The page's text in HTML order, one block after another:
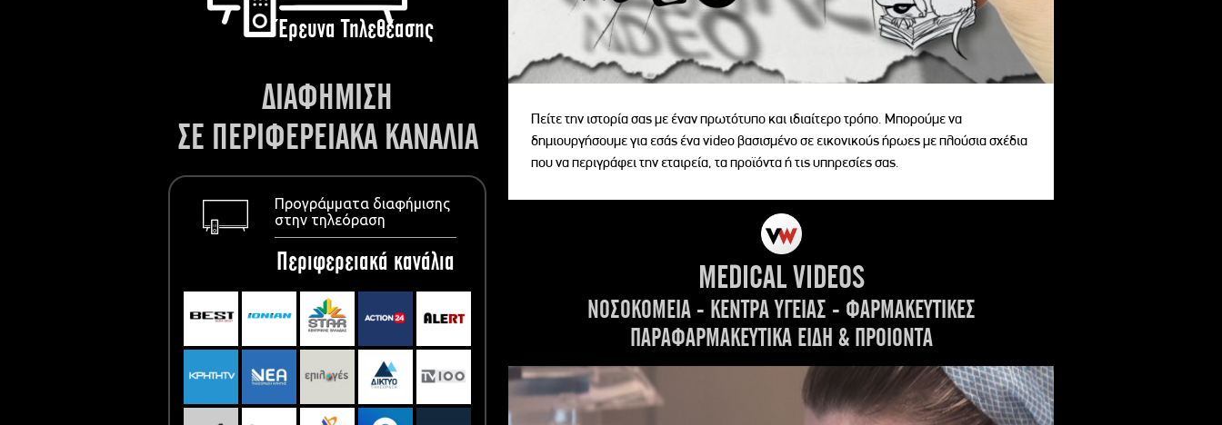
Έρευνα Τηλεθέασης
ΔΙΑΦΗΜΙΣΗ
ΣΕ ΠΕΡΙΦΕΡΕΙΑΚΑ ΚΑΝΑΛΙΑ
Προγράμματα διαφήμισης
στην τηλεόραση
Περιφερειακά κανάλια
Πείτε την ιστορία σας με έναν πρωτότυπο και ιδιαίτερο τρόπο. Μπορούμε να
δημιουργήσουμε για εσάς ένα video βασισμένο σε εικονικούς ήρωες με πλούσια σχέδια
που να περιγράφει την εταιρεία, τα προϊόντα ή τις υπηρεσίες σας.
MEDICAL VIDEOS
ΝΟΣΟΚΟΜΕΙΑ - ΚΕΝΤΡΑ ΥΓΕΙΑΣ - ΦΑΡΜΑΚΕΥΤΙΚΕΣ
ΠΑΡΑΦΑΡΜΑΚΕΥΤΙΚΑ ΕΙΔΗ & ΠΡΟΙΟΝΤΑ